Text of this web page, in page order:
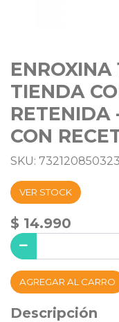
TIENDA
RETENIDA
CON
SKU:
VER STOCK
$ 14.990
AGREGAR AL CARRO
Descripción